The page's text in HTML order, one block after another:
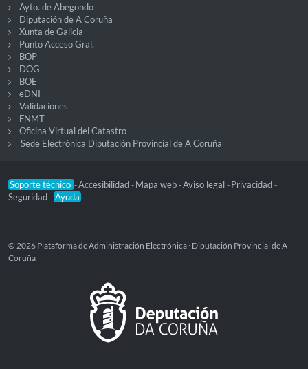
Ayto. de Abegondo
Diputación de A Coruña
Xunta de Galicia
Punto Acceso Gral.
BOP
DOG
BOE
eDNI
Validaciones
FNMT
Oficina Virtual del Catastro
Sede Electrónica Diputación Provincial de A Coruña
Soporte técnico -Accesibilidad - Mapa web -Aviso legal - Privacidad -
Seguridad - Ayuda
© 2026 Plataforma de Administración Electrónica · Diputación Provincial de A
Coruña